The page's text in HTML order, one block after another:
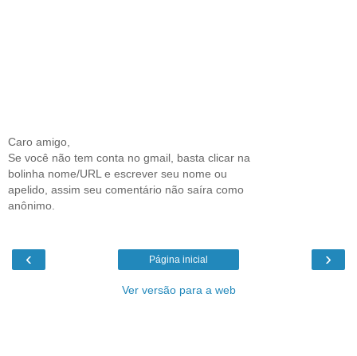
Caro amigo,
Se você não tem conta no gmail, basta clicar na
bolinha nome/URL e escrever seu nome ou
apelido, assim seu comentário não saíra como
anônimo.
‹ ›
Página inicial
Ver versão para a web